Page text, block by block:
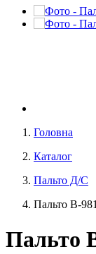
Головна
Каталог
Пальто Д/С
Пальто В-
Пальто